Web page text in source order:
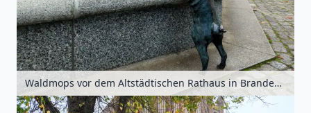
Waldmops vor dem Altstädtischen Rathaus in Brandenburg an der Havel, Havelland, Brandenburg, Deutschland